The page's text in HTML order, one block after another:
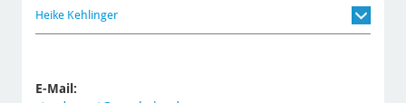
Heike Kehlinger
E-Mail: